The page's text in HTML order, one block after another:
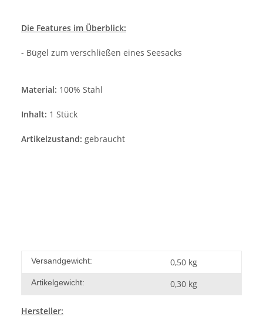
Die Features im Überblick:
- Bügel zum verschließen eines Seesacks
Material: 100% Stahl
Inhalt: 1 Stück
Artikelzustand: gebraucht
Versandgewicht: 0,50 kg
Artikelgewicht: 0,30 kg
Hersteller: